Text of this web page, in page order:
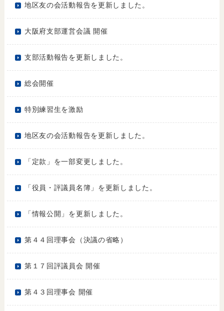
地区友の会活動報告を更新しました。
大阪府支部運営会議 開催
支部活動報告を更新しました。
総会開催
特別練習生を激励
地区友の会活動報告を更新しました。
「定款」を一部変更しました。
「役員・評議員名簿」を更新しました。
「情報公開」を更新しました。
第４４回理事会（決議の省略）
第１７回評議員会 開催
第４３回理事会 開催